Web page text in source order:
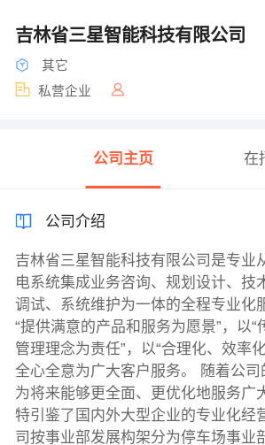
吉林省三星智能科技有限公司
其它
私营企业
公司主页 在
公司介绍
吉林省三星智能科技有限公司是专业
电系统集成业务咨询、规划设计、技
调试、系统维护为一体的全程专业化
“提供满意的产品和服务为愿景”，以
管理理念为责任”，以“合理化、效率
全心全意为广大客户服务。 随着公司
为将来能够更全面、更优化地服务广
特引鉴了国内外大型企业的专业化经
司按事业部发展构架分为停车场事业